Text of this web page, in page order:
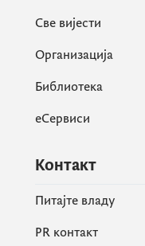
Све вијести
Организација
Библиотека
еСервиси
Контакт
Питајте владу
PR контакт